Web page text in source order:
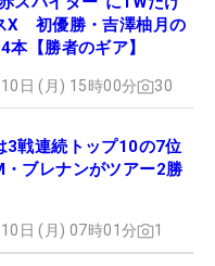
X 初優勝・吉澤柚月の
本【勝者のギア】
日 (月) 15時00分 30
3戦連続トップ10の7位
ブレナンがツアー2勝
日 (月) 07時01分 1